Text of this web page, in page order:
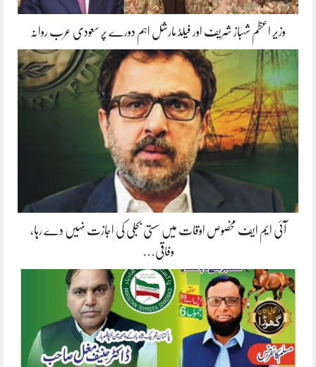
وزیر اعظم شہباز شریف اور فیلڈ مارشل اہم دورے پر سعودی عرب روانہ
آئی ایم ایف مخصوص اوقات میں سستی بجلی کی اجازت نہیں دے رہا،
وفاقی…